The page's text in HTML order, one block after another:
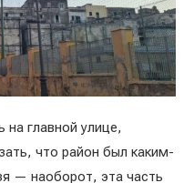
главной улице,
что район был каким-
— наоборот, эта часть